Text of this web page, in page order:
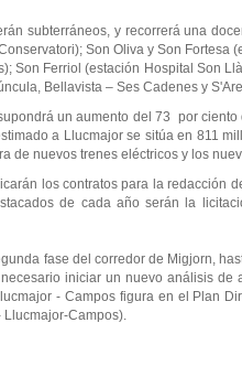
subterráneos, y recorrerá una
Son Oliva y Son Fortesa
Son Ferriol (estación Hospital Son
Bellavista – Ses Cadenes y
un aumento del 73 por
a Llucmajor se sitúa en 811
de nuevos trenes eléctricos y los
los contratos para la redacción
de cada año serán la
fase del corredor de Migjorn,
iniciar un nuevo análisis de
- Campos figura en el Plan
Llucmajor-Campos).